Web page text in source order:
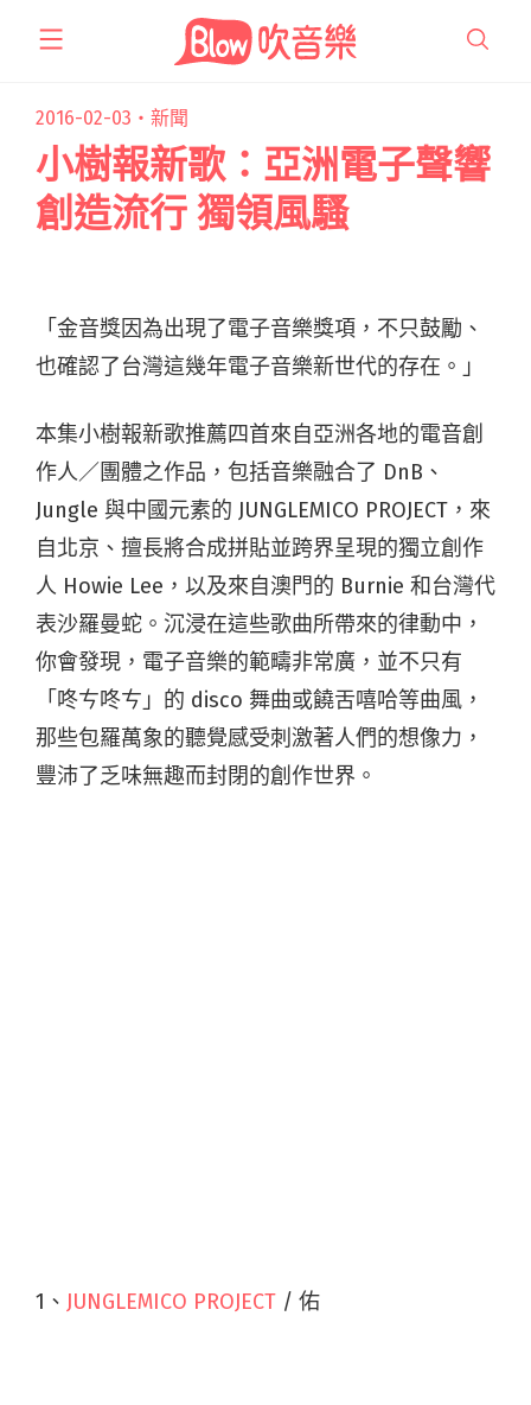
2016-02-03・ 新聞
小樹報新歌：亞洲電子聲響
創造流行 獨領風騷
「金音獎因為出現了電子音樂獎項，不只鼓勵、
也確認了台灣這幾年電子音樂新世代的存在。」
本集小樹報新歌推薦四首來自亞洲各地的電音創
作人／團體之作品，包括音樂融合了 DnB、
Jungle 與中國元素的 JUNGLEMICO PROJECT，來
自北京、擅長將合成拼貼並跨界呈現的獨立創作
人 Howie Lee，以及來自澳門的 Burnie 和台灣代
表沙羅曼蛇。沉浸在這些歌曲所帶來的律動中，
你會發現，電子音樂的範疇非常廣，並不只有
「咚ㄘ咚ㄘ」的 disco 舞曲或饒舌嘻哈等曲風，
那些包羅萬象的聽覺感受刺激著人們的想像力，
豐沛了乏味無趣而封閉的創作世界。
1、 JUNGLEMICO PROJECT / 佑